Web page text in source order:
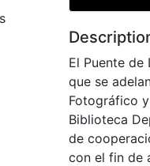
El Puente de
que se
Fotográfico
Biblioteca
de
con el fin de